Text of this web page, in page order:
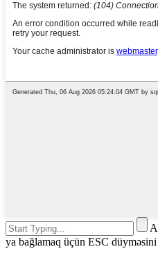
ya bağlamaq üçün ESC düyməsini